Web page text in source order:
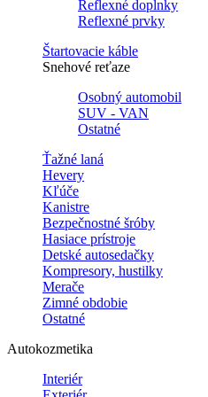
Reflexné doplnky
Reflexné prvky
Štartovacie káble
Snehové reťaze
Osobný automobil
SUV - VAN
Ostatné
Ťažné laná
Hevery
Kľúče
Kanistre
Bezpečnostné šróby
Hasiace prístroje
Detské autosedačky
Kompresory, hustilky
Merače
Zimné obdobie
Ostatné
Autokozmetika
Interiér